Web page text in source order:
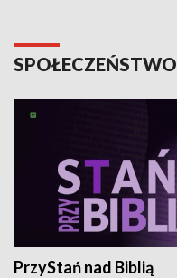
SPOŁECZEŃSTWO
PrzyStań nad Biblią